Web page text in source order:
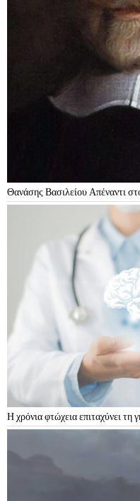
Θανάσης Βασιλείου Απέναντι
Η χρόνια φτώχεια επιταχύνει τη